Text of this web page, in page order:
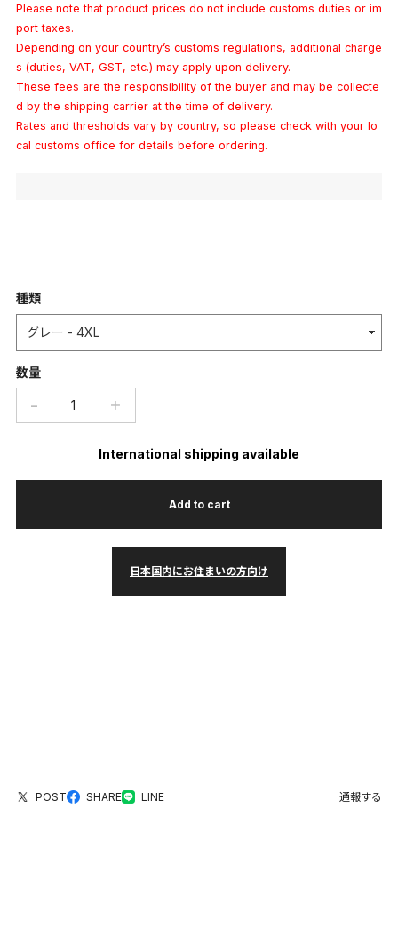
Please note that product prices do not include customs duties or im
port taxes.
Depending on your country’s customs regulations, additional charge
s (duties, VAT, GST, etc.) may apply upon delivery.
These fees are the responsibility of the buyer and may be collecte
d by the shipping carrier at the time of delivery.
Rates and thresholds vary by country, so please check with your lo
cal customs office for details before ordering.
種類
数量
− ＋
International shipping available
Add to cart
日本国内にお住まいの方向け
POST SHARE LINE 通報する